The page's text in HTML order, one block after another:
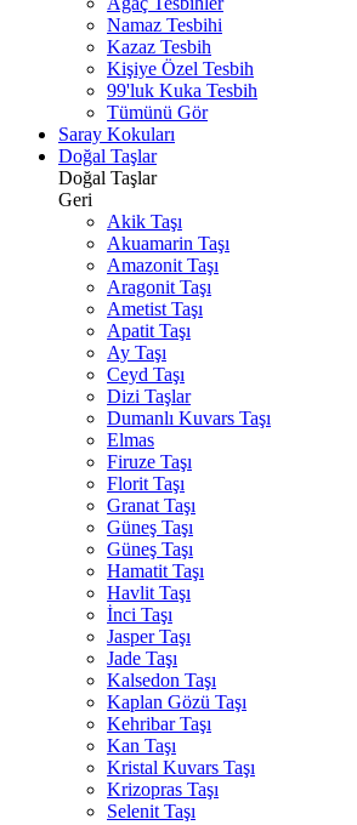
Namaz Tesbihi
Kazaz Tesbih
Kişiye Özel Tesbih
99'luk Kuka Tesbih
Tümünü Gör
Saray Kokuları
Doğal Taşlar
Doğal Taşlar
Geri
Akik Taşı
Akuamarin Taşı
Amazonit Taşı
Aragonit Taşı
Ametist Taşı
Apatit Taşı
Ay Taşı
Ceyd Taşı
Dizi Taşlar
Dumanlı Kuvars Taşı
Elmas
Firuze Taşı
Florit Taşı
Granat Taşı
Güneş Taşı
Güneş Taşı
Hamatit Taşı
Havlit Taşı
İnci Taşı
Jasper Taşı
Jade Taşı
Kalsedon Taşı
Kaplan Gözü Taşı
Kehribar Taşı
Kan Taşı
Kristal Kuvars Taşı
Krizopras Taşı
Selenit Taşı